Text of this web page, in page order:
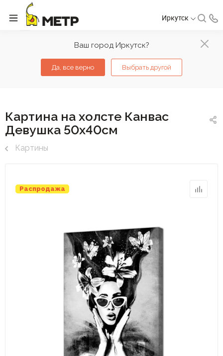
Ваш город Иркутск?
Да, все верно Выбрать другой
Иркутск
Картина на холсте Канвас
Девушка 50х40см
Картины
Распродажа